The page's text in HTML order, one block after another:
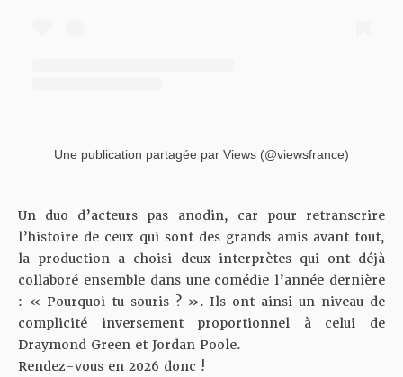
Une publication partagée par Views (@viewsfrance)
Un duo d’acteurs pas anodin, car pour retranscrire
l’histoire de ceux qui sont des grands amis avant tout,
la production a choisi deux interprètes qui ont déjà
collaboré ensemble dans une comédie l’année dernière
: « Pourquoi tu souris ? ». Ils ont ainsi un niveau de
complicité inversement proportionnel à celui de
Draymond Green et Jordan Poole.
Rendez-vous en 2026 donc !